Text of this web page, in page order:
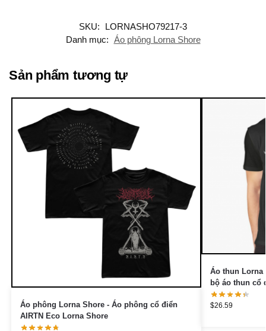
SKU:
LORNASHO79217-3
Danh mục: Áo phông Lorna Shore
Sản phẩm tương tự
Áo phông Lorna Shore - Áo phông cổ điển
AIRTN Eco Lorna Shore
Áo thun Lorna
bộ áo thun cổ
$26.59